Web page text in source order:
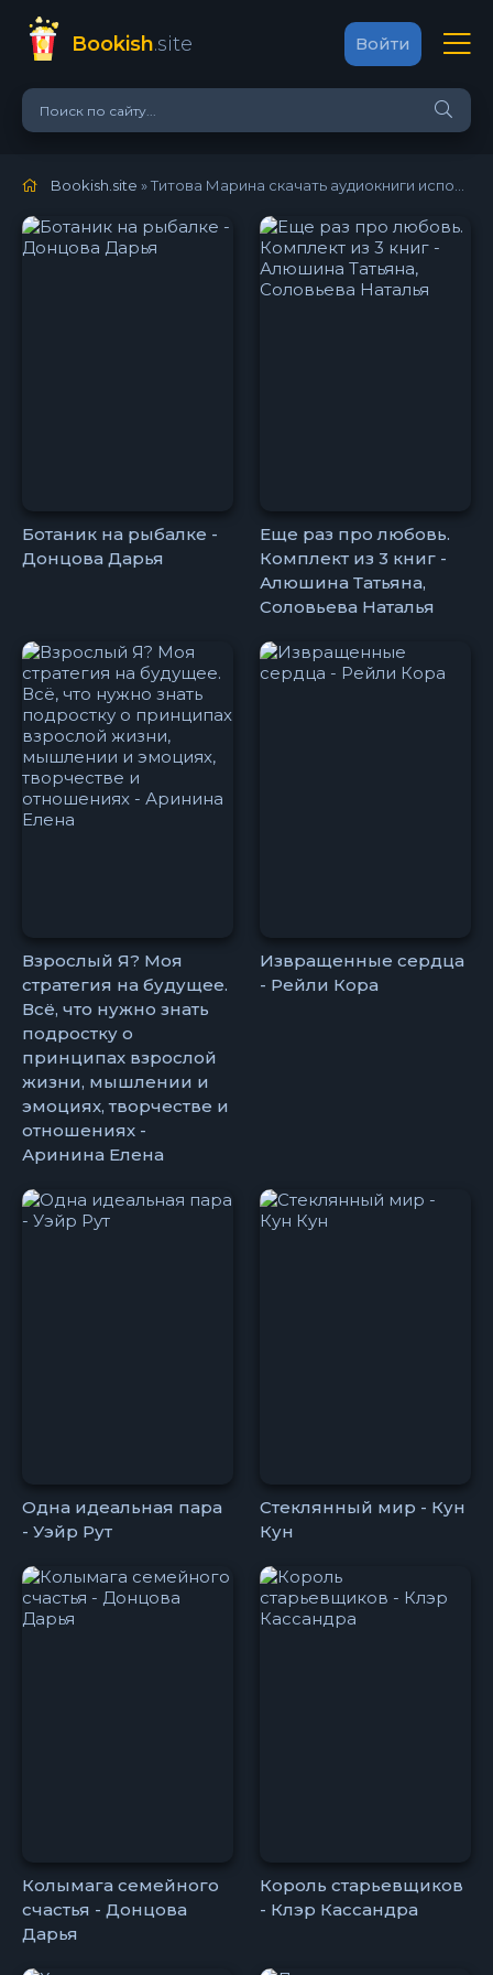
Bookish.site Войти
Bookish.site » Титова Марина скачать аудиокниги исполнителя онлайн
Ботаник на рыбалке -
Донцова Дарья
Еще раз про любовь.
Комплект из 3 книг -
Алюшина Татьяна,
Соловьева Наталья
Взрослый Я? Моя
стратегия на будущее.
Всё, что нужно знать
подростку о
принципах взрослой
жизни, мышлении и
эмоциях, творчестве и
отношениях -
Аринина Елена
Извращенные сердца
- Рейли Кора
Одна идеальная пара
- Уэйр Рут
Стеклянный мир - Кун
Кун
Колымага семейного
счастья - Донцова
Дарья
Король старьевщиков
- Клэр Кассандра